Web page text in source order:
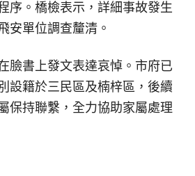
序。橋檢表示，詳細事故發生
安單位調查釐清。
臉書上發文表達哀悼。市府已
設籍於三民區及楠梓區，後續
保持聯繫，全力協助家屬處理